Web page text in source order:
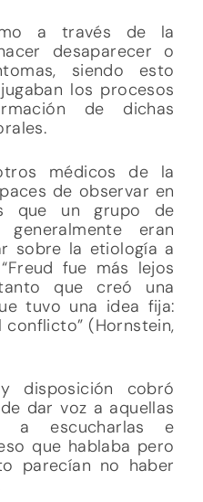
a través de la
desaparecer o
siendo esto
los procesos
de dichas
médicos de la
de observar en
que un grupo de
generalmente eran
sobre la etiología a
fue más lejos
que creó una
tuvo una idea fija:
(Hornstein,
disposición cobró
dar voz a aquellas
a escucharlas e
que hablaba pero
parecían no haber